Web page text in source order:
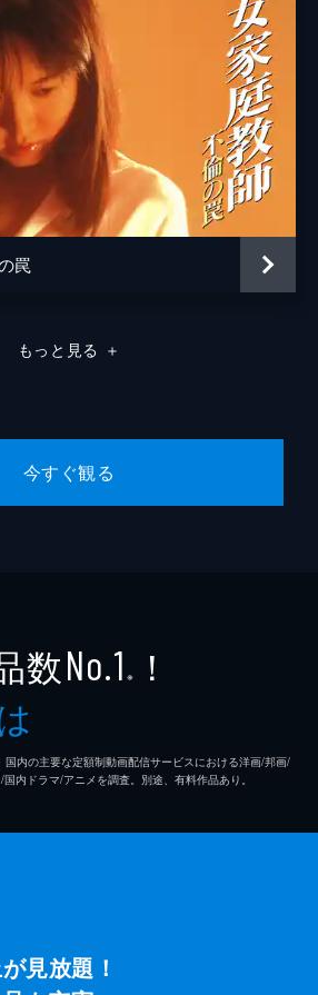
罠
もっと見る ＋
今すぐ観る
数No.1 ※ ！
内の主要な定額制動画配信サービスにおける洋画/邦画/
内ドラマ/アニメを調査。別途、有料作品あり。
見放題！